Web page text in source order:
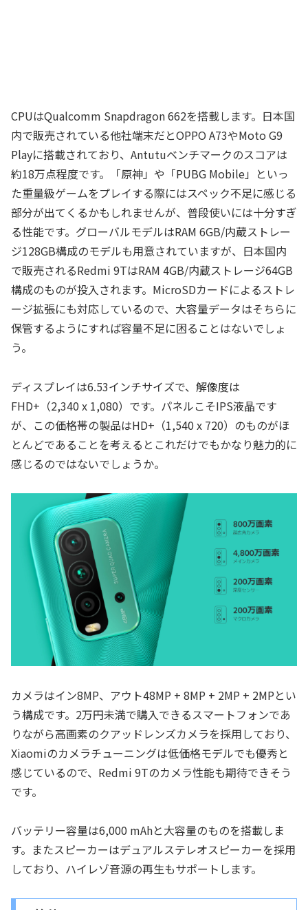
CPUはQualcomm Snapdragon 662を搭載します。日本国
内で販売されている他社端末だとOPPO A73やMoto G9
Playに搭載されており、Antutuベンチマークのスコアは
約18万点程度です。「原神」や「PUBG Mobile」といっ
た重量級ゲームをプレイする際にはスペック不足に感じる
部分が出てくるかもしれませんが、普段使いには十分すぎ
る性能です。グローバルモデルはRAM 6GB/内蔵ストレー
ジ128GB構成のモデルも用意されていますが、日本国内
で販売されるRedmi 9TはRAM 4GB/内蔵ストレージ64GB
構成のものが投入されます。MicroSDカードによるストレ
ージ拡張にも対応しているので、大容量データはそちらに
保管するようにすれば容量不足に困ることはないでしょ
う。
ディスプレイは6.53インチサイズで、解像度は
FHD+（2,340 x 1,080）です。パネルこそIPS液晶です
が、この価格帯の製品はHD+（1,540 x 720）のものがほ
とんどであることを考えるとこれだけでもかなり魅力的に
感じるのではないでしょうか。
カメラはイン8MP、アウト48MP + 8MP + 2MP + 2MPとい
う構成です。2万円未満で購入できるスマートフォンであ
りながら高画素のクアッドレンズカメラを採用しており、
Xiaomiのカメラチューニングは低価格モデルでも優秀と
感じているので、Redmi 9Tのカメラ性能も期待できそう
です。
バッテリー容量は6,000 mAhと大容量のものを搭載しま
す。またスピーカーはデュアルステレオスピーカーを採用
しており、ハイレゾ音源の再生もサポートします。